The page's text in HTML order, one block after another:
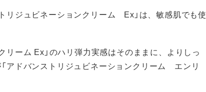
リジュビネーションクリーム Ex」は、敏感肌でも使
リーム Ex」のハリ弾力実感はそのままに、よりしっ
アドバンストリジュビネーションクリーム エンリ